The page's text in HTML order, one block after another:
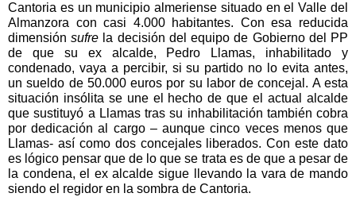
Cantoria es un municipio almeriense situado en el Valle del
Almanzora con casi 4.000 habitantes. Con esa reducida
dimensiónsufre la decisión del equipo de Gobierno del PP
de que su ex alcalde, Pedro Llamas, inhabilitado y
condenado, vaya a percibir, si su partido no lo evita antes,
un sueldo de 50.000 euros por su labor de concejal. A esta
situación insólita se une el hecho de que el actual alcalde
que sustituyó a Llamas tras su inhabilitación también cobra
por dedicación al cargo – aunque cinco veces menos que
Llamas- así como dos concejales liberados. Con este dato
es lógico pensar que de lo que se trata es de que a pesar de
la condena, el ex alcalde sigue llevando la vara de mando
siendo el regidor en la sombra de Cantoria.